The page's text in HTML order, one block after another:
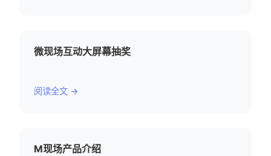
微现场互动大屏幕抽奖
阅读全文 →
M现场产品介绍